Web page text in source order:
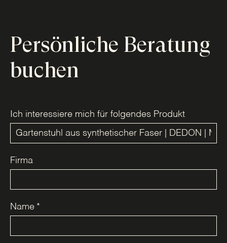
Persönliche Beratung
buchen
Ich interessiere mich für folgendes Produkt
Firma
Name *